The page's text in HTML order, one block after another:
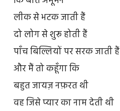
लीक से भटक जाती हैं
दो लोग से शुरू होती हैं
पाँच बिल्लियों पर सरक जाती हैं
और मैं तो कहूँगा कि
बहुत जायज़ नफ़रत थी
वह जिसे प्यार का नाम देती थी